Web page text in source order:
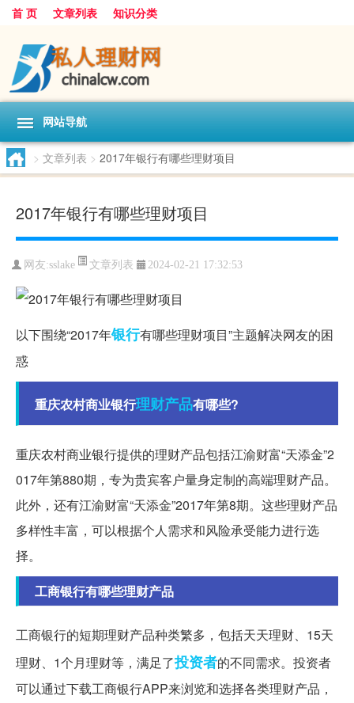
首 页 文章列表 知识分类
网站导航
> 文章列表 > 2017年银行有哪些理财项目
2017年银行有哪些理财项目
网友:sslake 文章列表 2024-02-21 17:32:53
以下围绕“2017年银行有哪些理财项目”主题解决网友的困
惑
重庆农村商业银行理财产品有哪些?
重庆农村商业银行提供的理财产品包括江渝财富“天添金”2
017年第880期，专为贵宾客户量身定制的高端理财产品。
此外，还有江渝财富“天添金”2017年第8期。这些理财产品
多样性丰富，可以根据个人需求和风险承受能力进行选
择。
工商银行有哪些理财产品
工商银行的短期理财产品种类繁多，包括天天理财、15天
理财、1个月理财等，满足了投资者的不同需求。投资者
可以通过下载工商银行APP来浏览和选择各类理财产品，